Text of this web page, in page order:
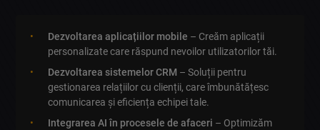
Dezvoltarea aplicațiilor mobile – Creăm aplicații
personalizate care răspund nevoilor utilizatorilor tăi.
Dezvoltarea sistemelor CRM – Soluții pentru
gestionarea relațiilor cu clienții, care îmbunătățesc
comunicarea și eficiența echipei tale.
Integrarea AI în procesele de afaceri – Optimizăm